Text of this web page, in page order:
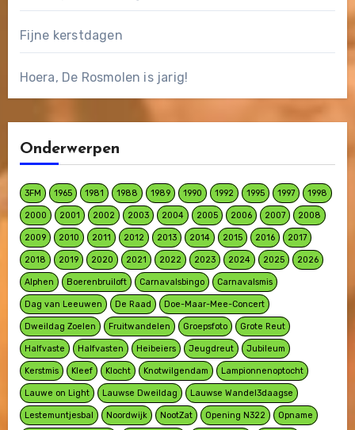
Fijne kerstdagen
Hoera, De Rosmolen is jarig!
Onderwerpen
3FM 1965 1981 1988 1989 1990 1992 1995 1997 1998
2000 2001 2002 2003 2004 2005 2006 2007 2008
2009 2010 2011 2012 2013 2014 2015 2016 2017
2018 2019 2020 2021 2022 2023 2024 2025 2026
Alphen Boerenbruiloft Carnavalsbingo Carnavalsmis
Dag van Leeuwen De Raad Doe-Maar-Mee-Concert
Dweildag Zoelen Fruitwandelen Groepsfoto Grote Reut
Halfvaste Halfvasten Heibeiers Jeugdreut Jubileum
Kerstmis Kleef Klocht Knotwilgendam Lampionnenoptocht
Lauwe on Light Lauwse Dweildag Lauwse Wandel3daagse
Lestemuntjesbal Noordwijk NootZat Opening N322 Opname